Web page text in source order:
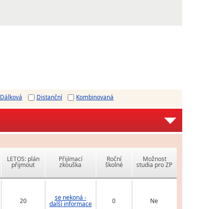
Dálková Distanční Kombinovaná
LETOS: plán
přijmout
Přijímací
zkouška
Roční
školné
Možnost
studia pro ZP
20 se nekoná -
další informace 0 Ne